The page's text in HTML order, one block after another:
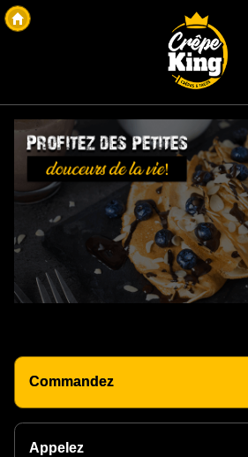
Commandez
Appelez
Copyright Des-click